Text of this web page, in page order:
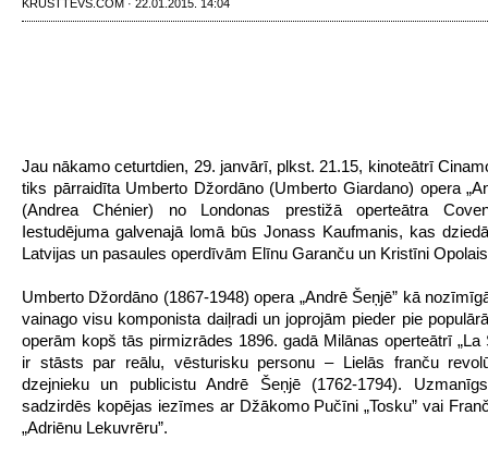
KRUSTTEVS.COM · 22.01.2015. 14:04
Jau nākamo ceturtdien, 29. janvārī, plkst. 21.15, kinoteātrī
tiks pārraidīta Umberto Džordāno (Umberto Giardano) opera
(Andrea Chénier) no Londonas prestižā operteātra
Iestudējuma galvenajā lomā būs Jonass Kaufmanis, kas
Latvijas un pasaules operdīvām Elīnu Garanču un Kristīni
Umberto Džordāno (1867-1948) opera „Andrē Šeņjē” kā
vainago visu komponista daiļradi un joprojām pieder pie
operām kopš tās pirmizrādes 1896. gadā Milānas operteātrī „La
ir stāsts par reālu, vēsturisku personu – Lielās franču
dzejnieku un publicistu Andrē Šeņjē (1762-1794).
sadzirdēs kopējas iezīmes ar Džākomo Pučīni „Tosku” vai
„Adriēnu Lekuvrēru”.